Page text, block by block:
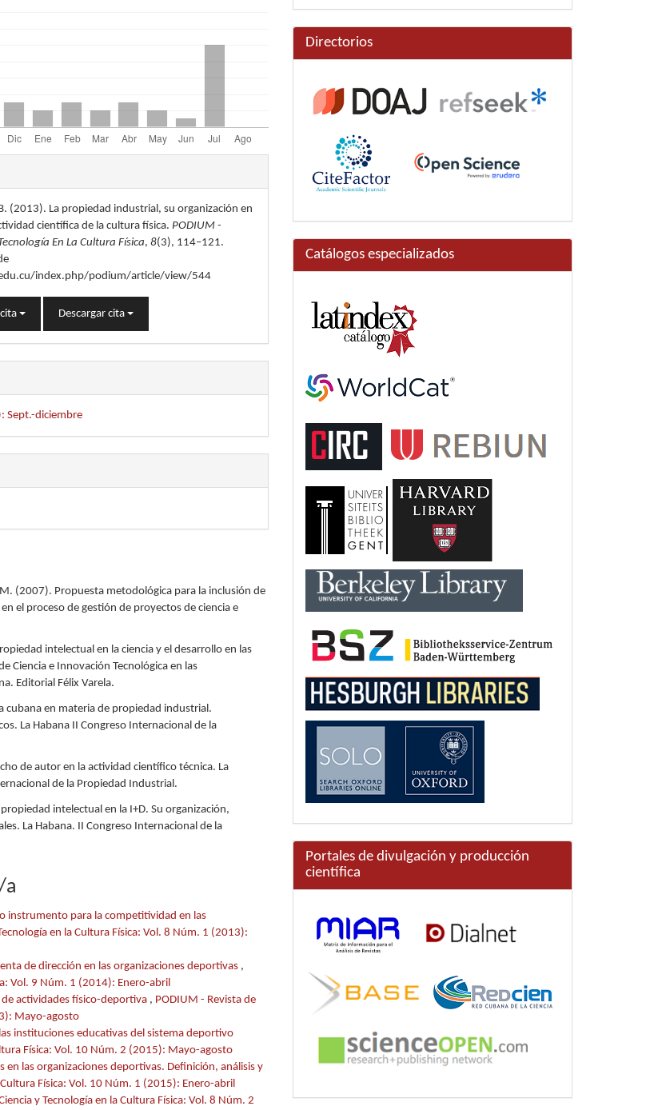
(2013). La propiedad industrial, su organización en
científica de la cultura física.PODIUM -
En La Cultura Física,8(3), 114–121.
index.php/podium/article/view/544
cita Descargar cita
Sept.-diciembre
(2007). Propuesta metodológica para la inclusión de
el proceso de gestión de proyectos de ciencia e
intelectual en la ciencia y el desarrollo en las
Ciencia e Innovación Tecnológica en las
Editorial Félix Varela.
cubana en materia de propiedad industrial.
La Habana II Congreso Internacional de la
de autor en la actividad científico técnica. La
de la Propiedad Industrial.
intelectual en la I+D. Su organización,
La Habana. II Congreso Internacional de la
a
instrumento para la competitividad en las
en la Cultura Física: Vol. 8 Núm. 1 (2013):
de dirección en las organizaciones deportivas ,
Vol. 9 Núm. 1 (2014): Enero-abril
actividades físico-deportiva , PODIUM - Revista de
Mayo-agosto
instituciones educativas del sistema deportivo
Física: Vol. 10 Núm. 2 (2015): Mayo-agosto
en las organizaciones deportivas. Definición, análisis y
Física: Vol. 10 Núm. 1 (2015): Enero-abril
y Tecnología en la Cultura Física: Vol. 8 Núm. 2
Directorios
Catálogos especializados
Portales de divulgación y producción
científica